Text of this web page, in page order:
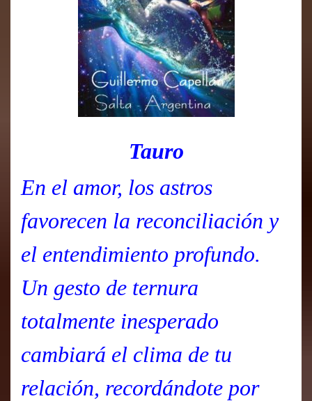
Tauro
En el amor, los astros
favorecen la reconciliación y
el entendimiento profundo.
Un gesto de ternura
totalmente inesperado
cambiará el clima de tu
relación, recordándote por